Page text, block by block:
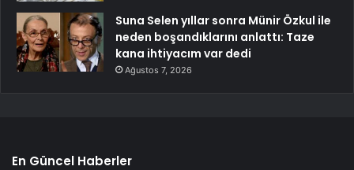
Suna Selen yıllar sonra Münir Özkul ile
neden boşandıklarını anlattı: Taze
kana ihtiyacım var dedi
Ağustos 7, 2026
En Güncel Haberler